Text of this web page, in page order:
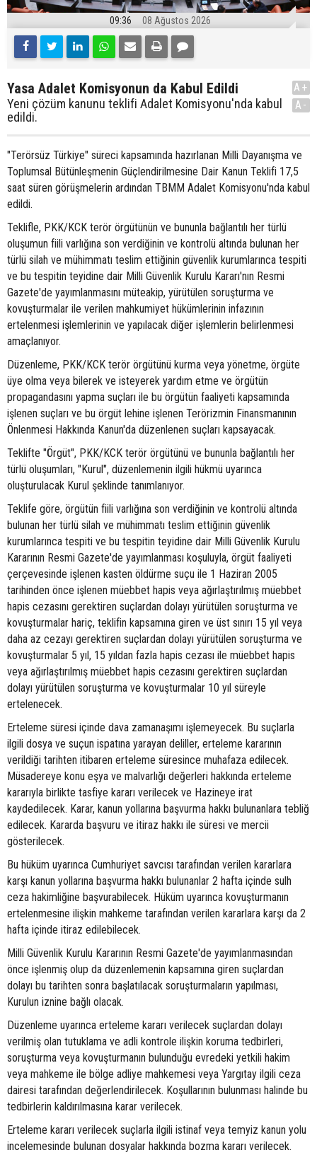
09:36 08 Ağustos 2026
Yasa Adalet Komisyonun da Kabul Edildi
Yeni çözüm kanunu teklifi Adalet Komisyonu'nda kabul
edildi.
A+
A-
"Terörsüz Türkiye" süreci kapsamında hazırlanan Milli Dayanışma ve
Toplumsal Bütünleşmenin Güçlendirilmesine Dair Kanun Teklifi 17,5
saat süren görüşmelerin ardından TBMM Adalet Komisyonu'nda kabul
edildi.
Teklifle, PKK/KCK terör örgütünün ve bununla bağlantılı her türlü
oluşumun fiili varlığına son verdiğinin ve kontrolü altında bulunan her
türlü silah ve mühimmatı teslim ettiğinin güvenlik kurumlarınca tespiti
ve bu tespitin teyidine dair Milli Güvenlik Kurulu Kararı'nın Resmi
Gazete'de yayımlanmasını müteakip, yürütülen soruşturma ve
kovuşturmalar ile verilen mahkumiyet hükümlerinin infazının
ertelenmesi işlemlerinin ve yapılacak diğer işlemlerin belirlenmesi
amaçlanıyor.
Düzenleme, PKK/KCK terör örgütünü kurma veya yönetme, örgüte
üye olma veya bilerek ve isteyerek yardım etme ve örgütün
propagandasını yapma suçları ile bu örgütün faaliyeti kapsamında
işlenen suçları ve bu örgüt lehine işlenen Terörizmin Finansmanının
Önlenmesi Hakkında Kanun'da düzenlenen suçları kapsayacak.
Teklifte "Örgüt", PKK/KCK terör örgütünü ve bununla bağlantılı her
türlü oluşumları, "Kurul", düzenlemenin ilgili hükmü uyarınca
oluşturulacak Kurul şeklinde tanımlanıyor.
Teklife göre, örgütün fiili varlığına son verdiğinin ve kontrolü altında
bulunan her türlü silah ve mühimmatı teslim ettiğinin güvenlik
kurumlarınca tespiti ve bu tespitin teyidine dair Milli Güvenlik Kurulu
Kararının Resmi Gazete'de yayımlanması koşuluyla, örgüt faaliyeti
çerçevesinde işlenen kasten öldürme suçu ile 1 Haziran 2005
tarihinden önce işlenen müebbet hapis veya ağırlaştırılmış müebbet
hapis cezasını gerektiren suçlardan dolayı yürütülen soruşturma ve
kovuşturmalar hariç, teklifin kapsamına giren ve üst sınırı 15 yıl veya
daha az cezayı gerektiren suçlardan dolayı yürütülen soruşturma ve
kovuşturmalar 5 yıl, 15 yıldan fazla hapis cezası ile müebbet hapis
veya ağırlaştırılmış müebbet hapis cezasını gerektiren suçlardan
dolayı yürütülen soruşturma ve kovuşturmalar 10 yıl süreyle
ertelenecek.
Erteleme süresi içinde dava zamanaşımı işlemeyecek. Bu suçlarla
ilgili dosya ve suçun ispatına yarayan deliller, erteleme kararının
verildiği tarihten itibaren erteleme süresince muhafaza edilecek.
Müsadereye konu eşya ve malvarlığı değerleri hakkında erteleme
kararıyla birlikte tasfiye kararı verilecek ve Hazineye irat
kaydedilecek. Karar, kanun yollarına başvurma hakkı bulunanlara tebliğ
edilecek. Kararda başvuru ve itiraz hakkı ile süresi ve mercii
gösterilecek.
Bu hüküm uyarınca Cumhuriyet savcısı tarafından verilen kararlara
karşı kanun yollarına başvurma hakkı bulunanlar 2 hafta içinde sulh
ceza hakimliğine başvurabilecek. Hüküm uyarınca kovuşturmanın
ertelenmesine ilişkin mahkeme tarafından verilen kararlara karşı da 2
hafta içinde itiraz edilebilecek.
Milli Güvenlik Kurulu Kararının Resmi Gazete'de yayımlanmasından
önce işlenmiş olup da düzenlemenin kapsamına giren suçlardan
dolayı bu tarihten sonra başlatılacak soruşturmaların yapılması,
Kurulun iznine bağlı olacak.
Düzenleme uyarınca erteleme kararı verilecek suçlardan dolayı
verilmiş olan tutuklama ve adli kontrole ilişkin koruma tedbirleri,
soruşturma veya kovuşturmanın bulunduğu evredeki yetkili hakim
veya mahkeme ile bölge adliye mahkemesi veya Yargıtay ilgili ceza
dairesi tarafından değerlendirilecek. Koşullarının bulunması halinde bu
tedbirlerin kaldırılmasına karar verilecek.
Erteleme kararı verilecek suçlarla ilgili istinaf veya temyiz kanun yolu
incelemesinde bulunan dosyalar hakkında bozma kararı verilecek.